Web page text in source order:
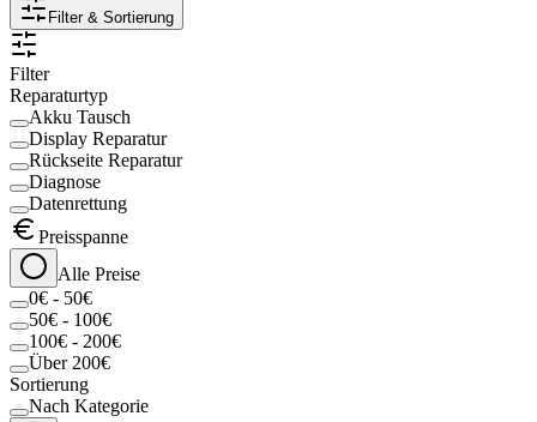
Filter & Sortierung
Filter
Reparaturtyp
Akku Tausch
Display Reparatur
Rückseite Reparatur
Diagnose
Datenrettung
Preisspanne
Alle Preise
0€ - 50€
50€ - 100€
100€ - 200€
Über 200€
Sortierung
Nach Kategorie